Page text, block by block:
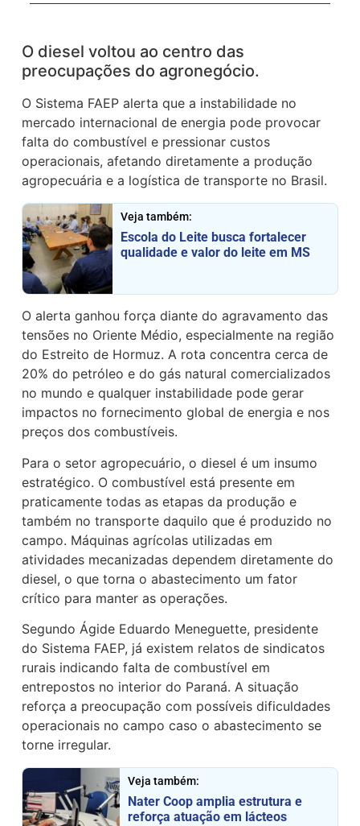
O diesel voltou ao centro das
preocupações do agronegócio.
O Sistema FAEP alerta que a instabilidade no
mercado internacional de energia pode provocar
falta do combustível e pressionar custos
operacionais, afetando diretamente a produção
agropecuária e a logística de transporte no Brasil.
Veja também:
Escola do Leite busca fortalecer
qualidade e valor do leite em MS
O alerta ganhou força diante do agravamento das
tensões no Oriente Médio, especialmente na região
do Estreito de Hormuz. A rota concentra cerca de
20% do petróleo e do gás natural comercializados
no mundo e qualquer instabilidade pode gerar
impactos no fornecimento global de energia e nos
preços dos combustíveis.
Para o setor agropecuário, o diesel é um insumo
estratégico. O combustível está presente em
praticamente todas as etapas da produção e
também no transporte daquilo que é produzido no
campo. Máquinas agrícolas utilizadas em
atividades mecanizadas dependem diretamente do
diesel, o que torna o abastecimento um fator
crítico para manter as operações.
Segundo Ágide Eduardo Meneguette, presidente
do Sistema FAEP, já existem relatos de sindicatos
rurais indicando falta de combustível em
entrepostos no interior do Paraná. A situação
reforça a preocupação com possíveis dificuldades
operacionais no campo caso o abastecimento se
torne irregular.
Veja também:
Nater Coop amplia estrutura e
reforça atuação em lácteos